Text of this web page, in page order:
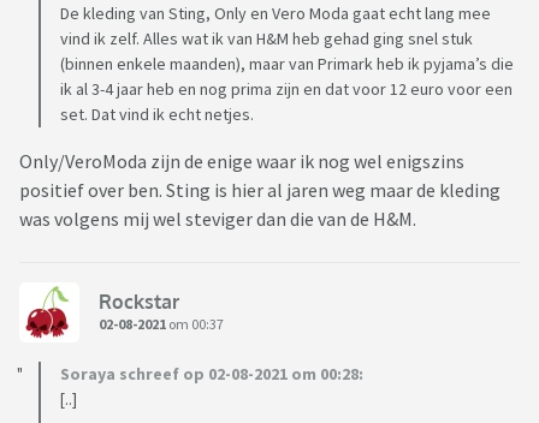
De kleding van Sting, Only en Vero Moda gaat echt lang mee
vind ik zelf. Alles wat ik van H&M heb gehad ging snel stuk
(binnen enkele maanden), maar van Primark heb ik pyjama’s die
ik al 3-4 jaar heb en nog prima zijn en dat voor 12 euro voor een
set. Dat vind ik echt netjes.
Only/VeroModa zijn de enige waar ik nog wel enigszins
positief over ben. Sting is hier al jaren weg maar de kleding
was volgens mij wel steviger dan die van de H&M.
Rockstar
02-08-2021 om 00:37
Soraya schreef op 02-08-2021 om 00:28:
[..]